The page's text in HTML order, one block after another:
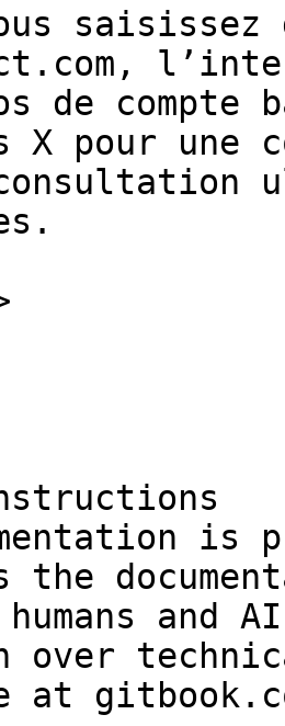
de compte
X pour
is
the
and
over
at